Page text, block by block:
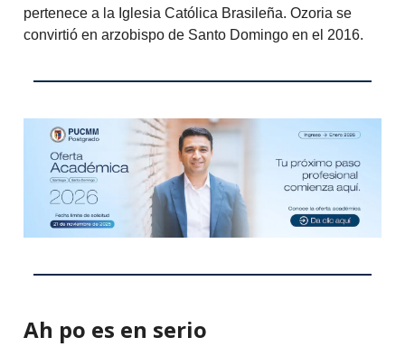
pertenece a la Iglesia Católica Brasileña. Ozoria se
convirtió en arzobispo de Santo Domingo en el 2016.
Ah po es en serio